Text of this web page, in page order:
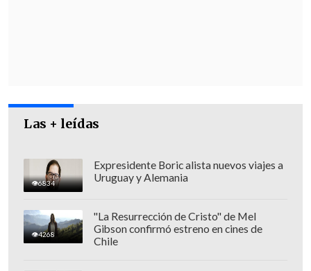
Las + leídas
6834
Expresidente Boric alista nuevos viajes a
Uruguay y Alemania
4268
"La Resurrección de Cristo" de Mel
Gibson confirmó estreno en cines de
Chile